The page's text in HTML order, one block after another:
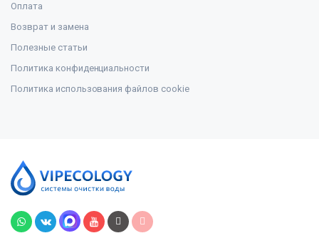
Оплата
Возврат и замена
Полезные статьи
Политика конфиденциальности
Политика использования файлов cookie